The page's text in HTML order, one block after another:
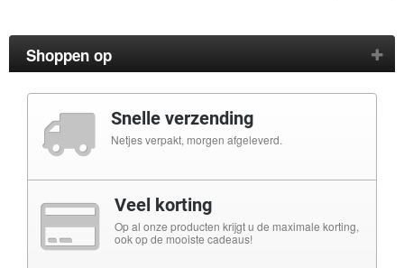
Shoppen op
Snelle verzending
Netjes verpakt, morgen afgeleverd.
Veel korting
Op al onze producten krijgt u de maximale korting,
ook op de mooiste cadeaus!